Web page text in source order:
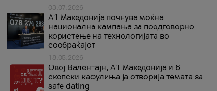
03.07.2026
A1 Македонија почнува моќна
национална кампања за поодговорно
користење на технологијата во
сообраќајот
18.05.2026
Овој Валентајн, A1 Македонија и 6
скопски кафулиња ја отворија темата за
safe dating